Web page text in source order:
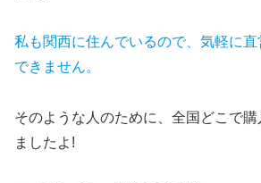
私も関西に住んでいるので、気軽に
できません。
そのような人のために、全国どこで
ましたよ!